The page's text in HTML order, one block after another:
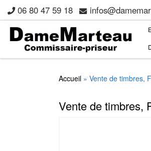
Skip to content
06 80 47 59 18
Accueil » Vente de timbres,
Vente de timbres,